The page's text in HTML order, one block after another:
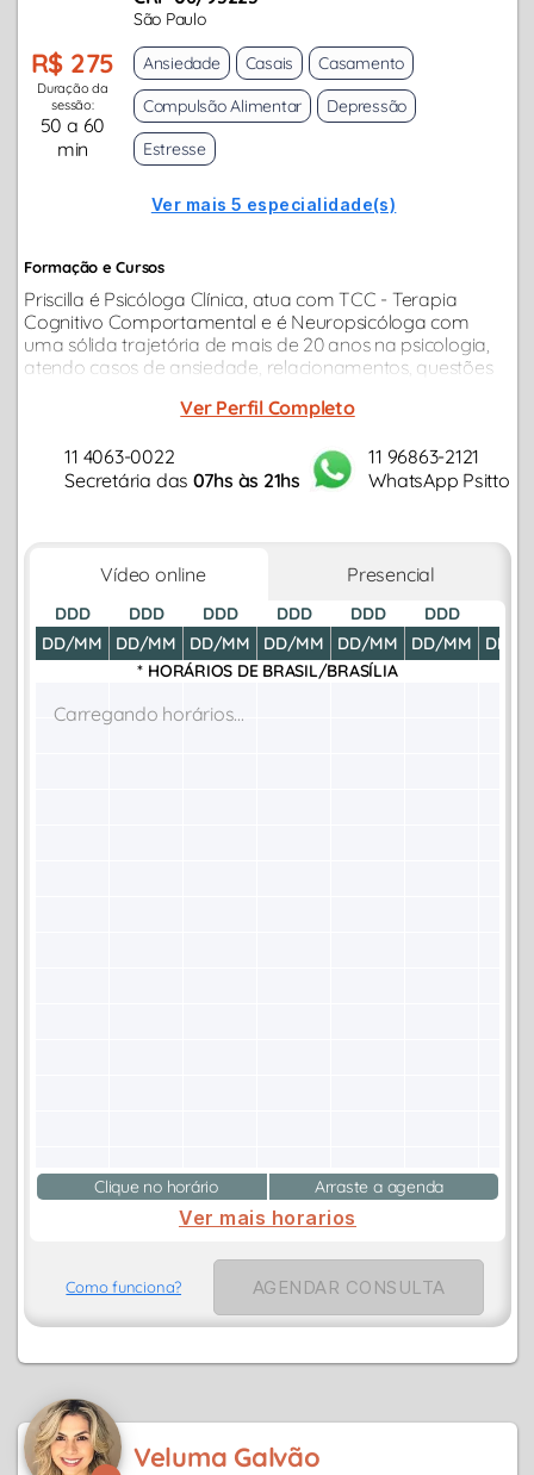
São Paulo
R$ 275
Duração da
sessão:
50 a 60
min
Ansiedade Casais
Casamento
Compulsão Alimentar
Depressão
Estresse
Ver mais 5 especialidade(s)
Formação e Cursos
Priscilla é Psicóloga Clínica, atua com TCC - Terapia
Cognitivo Comportamental e é Neuropsicóloga com
uma sólida trajetória de mais de 20 anos na psicologia,
atendo casos de ansiedade, relacionamentos, questões
Ver Perfil Completo
11 4063-0022
Secretária das 07hs às 21hs
11 96863-2121
WhatsApp Psitto
Vídeo online Presencial
DDD
DD/MM
DDD
DD/MM
DDD
DD/MM
DDD
DD/MM
DDD
DD/MM
DDD
DD/MM
DD/
* HORÁRIOS DE BRASIL/BRASÍLIA
Carregando horários...
Clique no horário Arraste a agenda
Ver mais horarios
Como funciona? AGENDAR CONSULTA
Veluma Galvão